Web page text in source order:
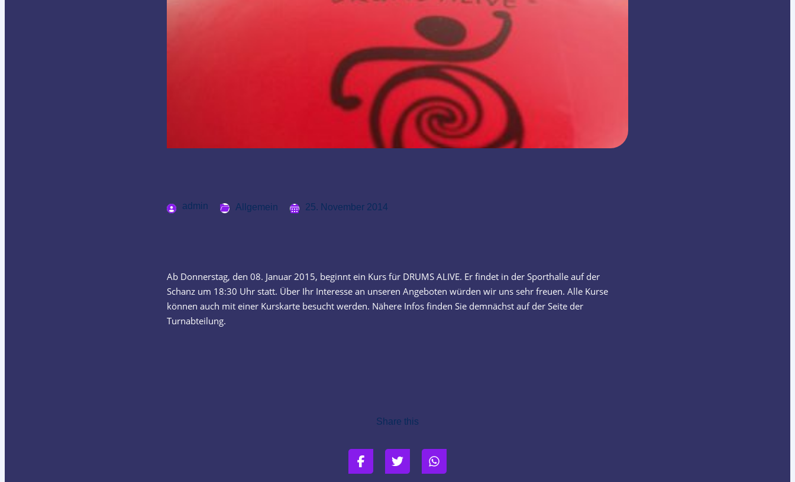
admin Allgemein 25. November 2014
Ab Donnerstag, den 08. Januar 2015, beginnt ein Kurs für DRUMS ALIVE. Er findet in der Sporthalle auf der
Schanz um 18:30 Uhr statt. Über Ihr Interesse an unseren Angeboten würden wir uns sehr freuen. Alle Kurse
können auch mit einer Kurskarte besucht werden. Nähere Infos finden Sie demnächst auf der Seite der
Turnabteilung.
Share this